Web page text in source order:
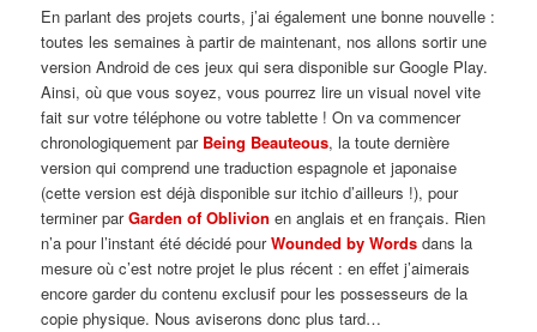
En parlant des projets courts, j’ai également une bonne nouvelle :
toutes les semaines à partir de maintenant, nos allons sortir une
version Android de ces jeux qui sera disponible sur Google Play.
Ainsi, où que vous soyez, vous pourrez lire un visual novel vite
fait sur votre téléphone ou votre tablette ! On va commencer
chronologiquement par Being Beauteous, la toute dernière
version qui comprend une traduction espagnole et japonaise
(cette version est déjà disponible sur itchio d’ailleurs !), pour
terminer parGarden of Oblivion en anglais et en français. Rien
n’a pour l’instant été décidé pourWounded by Words dans la
mesure où c’est notre projet le plus récent : en effet j’aimerais
encore garder du contenu exclusif pour les possesseurs de la
copie physique. Nous aviserons donc plus tard…